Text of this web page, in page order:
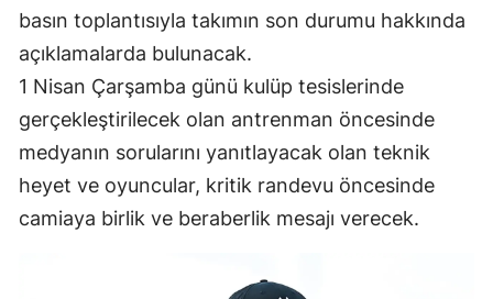
Hakkari
Isparta
Mersin
basın toplantısıyla takımın son durumu hakkında
açıklamalarda bulunacak.
1 Nisan Çarşamba günü kulüp tesislerinde
gerçekleştirilecek olan antrenman öncesinde
medyanın sorularını yanıtlayacak olan teknik
heyet ve oyuncular, kritik randevu öncesinde
camiaya birlik ve beraberlik mesajı verecek.